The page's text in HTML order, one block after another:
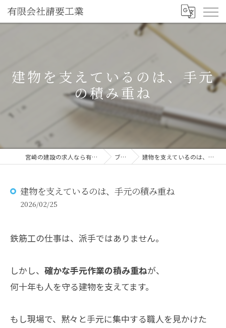
建物を支えているのは、手元
の積み重ね
宮崎の建設の求人なら有限会社請要工業 ブログ 建物を支えているのは、手元の積み重ね
建物を支えているのは、手元の積み重ね
2026/02/25
鉄筋工の仕事は、派手ではありません。
しかし、 確かな手元作業の積み重ねが、
何十年も人を守る建物を支えてます。
もし現場で、黙々と手元に集中する職人を見かけた